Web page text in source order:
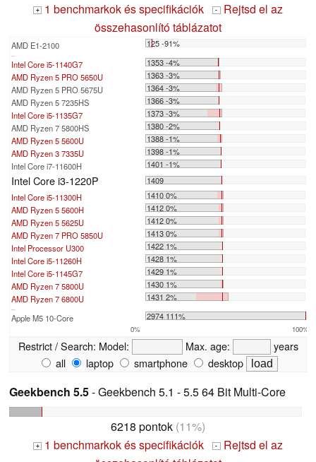
+ 1 benchmarkok és specifikációk - Rejtsd el az
összehasonlító táblázatot
AMD E1-2100 125 -91%
...
Intel Core i5-1140G7
1353 -4%
AMD Ryzen 5 PRO 5650U
1363 -3%
AMD Ryzen 5 PRO 5675U
1364 -3%
AMD Ryzen 5 7235HS
1366 -3%
Intel Core i5-1135G7
1373 -3%
AMD Ryzen 7 5800HS
1380 -2%
AMD Ryzen 5 5600U
1388 -1%
AMD Ryzen 3 7335U
1398 -1%
Intel Core i7-11600H
1401 -1%
Intel Core i3-1220P
1409
Intel Core i5-11300H
1410 0%
AMD Ryzen 5 5600H
1412 0%
AMD Ryzen 5 5625U
1412 0%
AMD Ryzen 7 PRO 5850U
1413 0%
Intel Processor U300
1422 1%
Intel Core i5-11260H
1428 1%
Intel Core i5-1145G7
1429 1%
AMD Ryzen 7 5800U
1430 1%
AMD Ryzen 7 6800U
1431 2%
...
Apple M5 10-Core 2974 111%
0% 100%
Restrict / Search: Model: Max. age:
years
all
laptop smartphone desktop
Geekbench 5.5- Geekbench 5.1 - 5.5 64 Bit Multi-Core
6218 pontok (11%)
+ 1 benchmarkok és specifikációk - Rejtsd el az